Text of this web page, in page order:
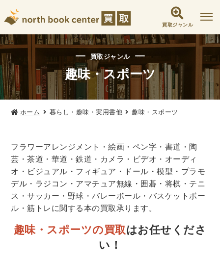
買取ジャンル
社会学書・人文書籍関係
哲学書・心理学・思想書
他哲学書 倫理学・道徳 宗教書
心理学
文化人類学・民俗学
東洋哲学
東洋思想
現象学
西洋哲学 言語学 論理学
女性学 政治 法律学
環境・エコロジー
社会学
福祉 ・NGO・NPO
軍事・外交・国際関係
歴史書・地理
日本史
買取ジャンル
趣味・スポーツ
ホーム 暮らし・趣味・実用書他 趣味・スポーツ
フラワーアレンジメント・絵画・ペン字・書道・陶
芸・茶道・華道・鉄道・カメラ・ビデオ・オーディ
オ・ビジュアル・フィギュア・ドール・模型・プラモ
デル・ラジコン・アマチュア無線・囲碁・将棋・テニ
ス・サッカー・野球・バレーボール・バスケットボー
ル・筋トレに関する本の買取承ります。
趣味・スポーツの買取はお任せくださ
い！